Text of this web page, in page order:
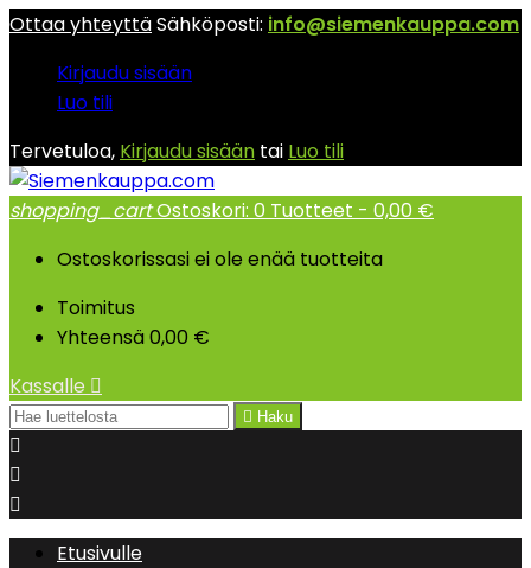
Ottaa yhteyttäSähköposti: info@siemenkauppa.com
Kirjaudu sisään
Luo tili
Tervetuloa, Kirjaudu sisään tai Luo tili
shopping_cartOstoskori: 0 Tuotteet - 0,00 €
Ostoskorissasi ei ole enää tuotteita
Toimitus
Yhteensä0,00 €
Kassalle 
 Haku



Etusivulle